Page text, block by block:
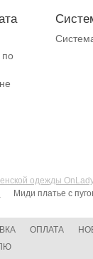
по
Миди платье с
ОПЛАТА